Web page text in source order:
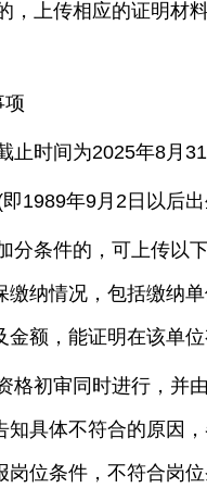
上传相应的证明材
项
时间为2025年8月31
1989年9月2日以后
条件的，可上传以
缴纳情况，包括缴纳
金额，能证明在该单
格初审同时进行，并
知具体不符合的原因
岗位条件，不符合岗